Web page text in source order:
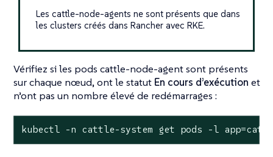
Les cattle-node-agents ne sont présents que dans
les clusters créés dans Rancher avec RKE.
Vérifiez si les pods cattle-node-agent sont présents
sur chaque nœud, ont le statut En cours d’exécution et
n’ont pas un nombre élevé de redémarrages :
kubectl -n cattle-system get pods -l